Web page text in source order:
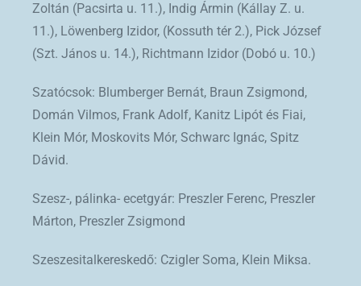
Zoltán (Pacsirta u. 11.), Indig Ármin (Kállay Z. u.
11.), Löwenberg Izidor, (Kossuth tér 2.), Pick József
(Szt. János u. 14.), Richtmann Izidor (Dobó u. 10.)
Szatócsok: Blumberger Bernát, Braun Zsigmond,
Domán Vilmos, Frank Adolf, Kanitz Lipót és Fiai,
Klein Mór, Moskovits Mór, Schwarc Ignác, Spitz
Dávid.
Szesz-, pálinka- ecetgyár: Preszler Ferenc, Preszler
Márton, Preszler Zsigmond
Szeszesitalkereskedő: Czigler Soma, Klein Miksa.